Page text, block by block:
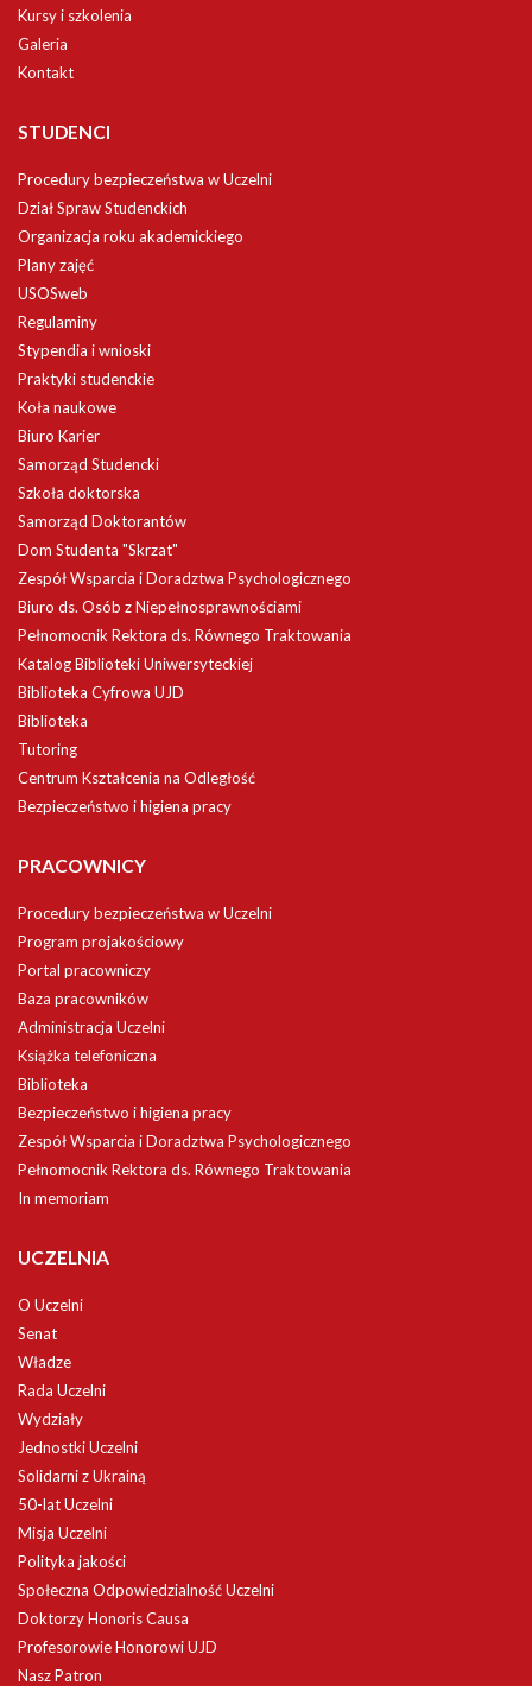
Kursy i szkolenia
Galeria
Kontakt
STUDENCI
Procedury bezpieczeństwa w Uczelni
Dział Spraw Studenckich
Organizacja roku akademickiego
Plany zajęć
USOSweb
Regulaminy
Stypendia i wnioski
Praktyki studenckie
Koła naukowe
Biuro Karier
Samorząd Studencki
Szkoła doktorska
Samorząd Doktorantów
Dom Studenta "Skrzat"
Zespół Wsparcia i Doradztwa Psychologicznego
Biuro ds. Osób z Niepełnosprawnościami
Pełnomocnik Rektora ds. Równego Traktowania
Katalog Biblioteki Uniwersyteckiej
Biblioteka Cyfrowa UJD
Biblioteka
Tutoring
Centrum Kształcenia na Odległość
Bezpieczeństwo i higiena pracy
PRACOWNICY
Procedury bezpieczeństwa w Uczelni
Program projakościowy
Portal pracowniczy
Baza pracowników
Administracja Uczelni
Książka telefoniczna
Biblioteka
Bezpieczeństwo i higiena pracy
Zespół Wsparcia i Doradztwa Psychologicznego
Pełnomocnik Rektora ds. Równego Traktowania
In memoriam
UCZELNIA
O Uczelni
Senat
Władze
Rada Uczelni
Wydziały
Jednostki Uczelni
Solidarni z Ukrainą
50-lat Uczelni
Misja Uczelni
Polityka jakości
Społeczna Odpowiedzialność Uczelni
Doktorzy Honoris Causa
Profesorowie Honorowi UJD
Nasz Patron